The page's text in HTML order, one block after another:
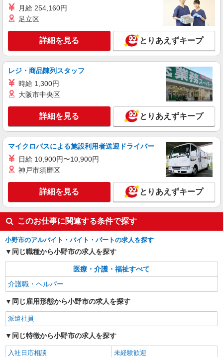
派遣社員
介護スタッフ ◆デイサービス、サービス付き
高齢者向け住宅、グループホームなど様々な勤
務先から選べます。
未経験：時給1350〜1550円（資格・経験によ
る） 経験者：時給1550〜1750円（資格・経験によ
払い/週払い/月払い対応も可能です。詳しくは面談
時にご相談ください。 ◆交通費：別途全額支給 ※
当社規定あり
◆JR加古川線「青野ケ原駅」 ◆JR加古川線「市
場駅」 ★その他、近隣に多数勤務地あります！
キープ 詳細を見る
派遣社員
株式会社kotrio /●KB-H-2020839
小野駅＊幅広い世代が活動中！サ高住のサポー
時給1450円〜2187円 ＜日払い有/週払い有/交
通費全支給(ガソリン代含む)＞
小野市 ＊最寄り駅：小野
キープ
派遣社員
株式会社kotrio /●KB-H-1900217
＜小野＞デイサービスSTAFF＊16時退社も
OK！子育て世代活躍中
通費全支給(ガソリン代含む)＞
小野市 小野駅最寄り
キープ
月給 254,160円
足立区
詳細を見る とりあえずキープ
レジ・商品陳列スタッフ
時給 1,300円
大阪市中央区
詳細を見る とりあえずキープ
マイクロバスによる施設利用者送迎ドライバー
日給 10,900円〜10,900円
神戸市須磨区
詳細を見る とりあえずキープ
このお仕事に関連する条件で探す
小野市のアルバイト・バイト・パートの求人を探す
同じ職種から小野市の求人を探す
医療・介護・福祉すべて
介護職・ヘルパー
同じ雇用形態から小野市の求人を探す
派遣社員
同じ特徴から小野市の求人を探す
入社日応相談
未経験歓迎